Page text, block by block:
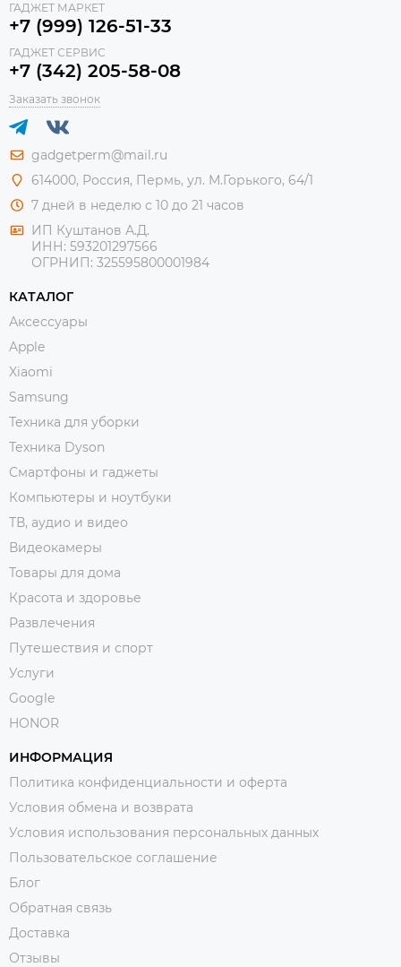
ГАДЖЕТ МАРКЕТ
+7 (999) 126-51-33
ГАДЖЕТ СЕРВИС
+7 (342) 205-58-08
Заказать звонок
gadgetperm@mail.ru
614000, Россия, Пермь, ул. М.Горького, 64/1
7 дней в неделю с 10 до 21 часов
ИП Куштанов А.Д.
ИНН: 593201297566
ОГРНИП: 325595800001984
КАТАЛОГ
Аксессуары
Apple
Xiaomi
Samsung
Техника для уборки
Техника Dyson
Смартфоны и гаджеты
Компьютеры и ноутбуки
ТВ, аудио и видео
Видеокамеры
Товары для дома
Красота и здоровье
Развлечения
Путешествия и спорт
Услуги
Google
HONOR
ИНФОРМАЦИЯ
Политика конфиденциальности и оферта
Условия обмена и возврата
Условия использования персональных данных
Пользовательское соглашение
Блог
Обратная связь
Доставка
Отзывы